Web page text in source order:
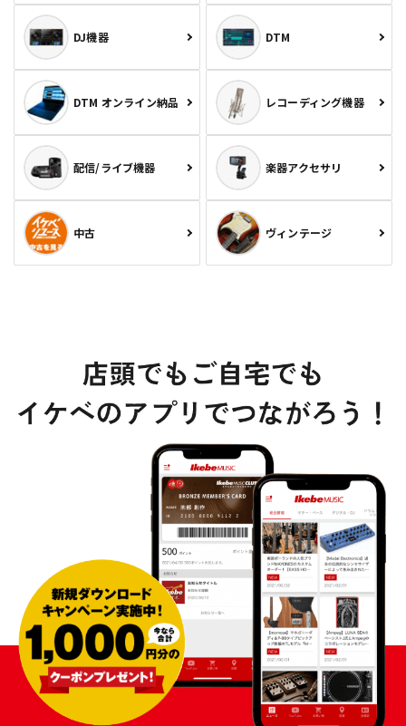
DJ機器 DTM
DTM オンライン納品 レコーディング機器
配信/ライブ機器 楽器アクセサリ
中古 ヴィンテージ